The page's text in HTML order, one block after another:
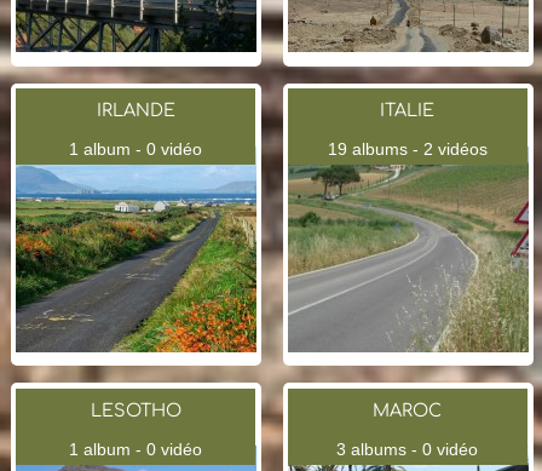
IRLANDE
1 album - 0 vidéo
ITALIE
19 albums - 2 vidéos
LESOTHO
1 album - 0 vidéo
MAROC
3 albums - 0 vidéo